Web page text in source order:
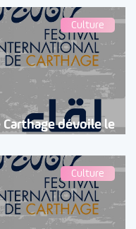
Culture
dévoile le
Culture